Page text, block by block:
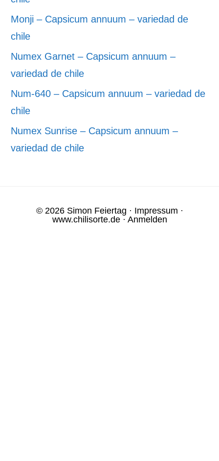
Monji – Capsicum annuum – variedad de
chile
Numex Garnet – Capsicum annuum –
variedad de chile
Num-640 – Capsicum annuum – variedad de
chile
Numex Sunrise – Capsicum annuum –
variedad de chile
© 2026 Simon Feiertag · Impressum ·
www.chilisorte.de· Anmelden